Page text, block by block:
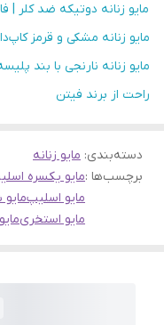
مایو زنانه دوتیکه ضد کلر |
مایو زنانه مشکی و قرمز
مایو زنانه نارنجی با بند
راحت از برند فیتن
دسته‌بندی: مایو زنانه
برچسب‌ها :مایو یکسره
مایو اسلیپمایو
مایو استخری